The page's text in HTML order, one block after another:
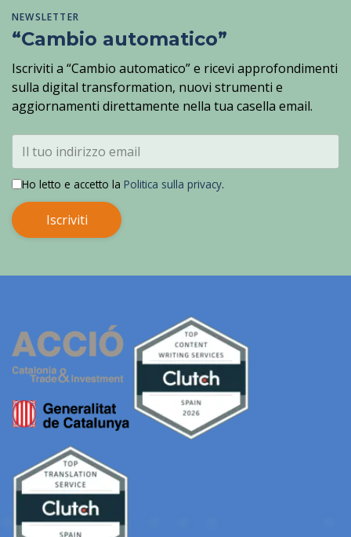
NEWSLETTER
“Cambio automatico”
Iscriviti a “Cambio automatico” e ricevi approfondimenti
sulla digital transformation, nuovi strumenti e
aggiornamenti direttamente nella tua casella email.
Ho letto e accetto la Politica sulla privacy.
Iscriviti